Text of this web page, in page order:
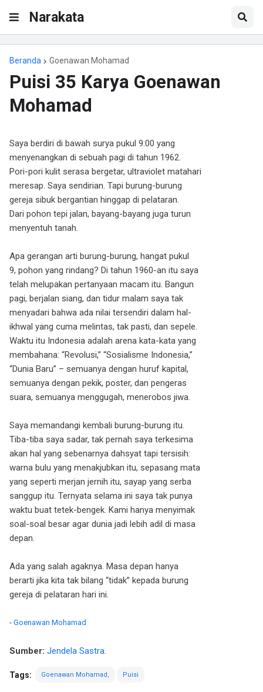
Narakata
Beranda Goenawan Mohamad
Puisi 35 Karya Goenawan
Mohamad
Saya berdiri di bawah surya pukul 9:00 yang
menyenangkan di sebuah pagi di tahun 1962.
Pori-pori kulit serasa bergetar, ultraviolet matahari
meresap. Saya sendirian. Tapi burung-burung
gereja sibuk bergantian hinggap di pelataran.
Dari pohon tepi jalan, bayang-bayang juga turun
menyentuh tanah.
Apa gerangan arti burung-burung, hangat pukul
9, pohon yang rindang? Di tahun 1960-an itu saya
telah melupakan pertanyaan macam itu. Bangun
pagi, berjalan siang, dan tidur malam saya tak
menyadari bahwa ada nilai tersendiri dalam hal-
ikhwal yang cuma melintas, tak pasti, dan sepele.
Waktu itu Indonesia adalah arena kata-kata yang
membahana: “Revolusi,” “Sosialisme Indonesia,”
“Dunia Baru” – semuanya dengan huruf kapital,
semuanya dengan pekik, poster, dan pengeras
suara, semuanya menggugah, menerobos jiwa.
Saya memandangi kembali burung-burung itu.
Tiba-tiba saya sadar, tak pernah saya terkesima
akan hal yang sebenarnya dahsyat tapi tersisih:
warna bulu yang menakjubkan itu, sepasang mata
yang seperti merjan jernih itu, sayap yang serba
sanggup itu. Ternyata selama ini saya tak punya
waktu buat tetek-bengek. Kami hanya menyimak
soal-soal besar agar dunia jadi lebih adil di masa
depan.
Ada yang salah agaknya. Masa depan hanya
berarti jika kita tak bilang “tidak” kepada burung
gereja di pelataran hari ini.
- Goenawan Mohamad
Sumber: Jendela Sastra.
Tags: Goenawan Mohamad Puisi